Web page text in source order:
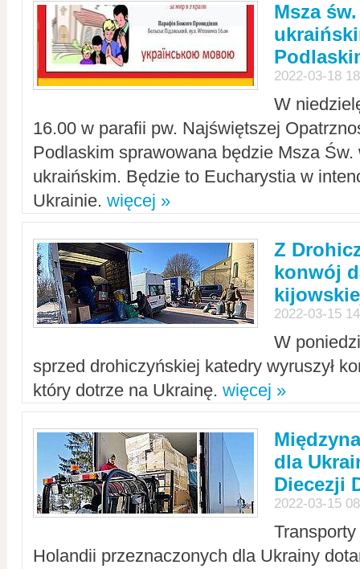
Msza
2022-03-18
W
16.00 w parafii pw. Najświętszej
Podlaskim sprawowana będzie Msza Św.
ukraińskim. Będzie to Eucharystia w
Ukrainie. więcej »
Z
konwój
2022-03-15
W
sprzed drohiczyńskiej katedry wyruszył
który dotrze na Ukrainę. więcej »
dla
Diecezji
2022-03-15
Holandii przeznaczonych dla Ukrainy